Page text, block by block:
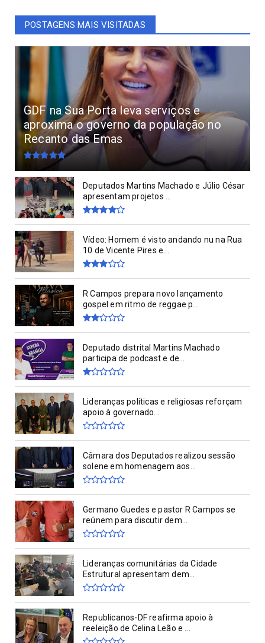
POSTAGENS MAIS VISITADAS
GDF na Sua Porta leva serviços e
aproxima o governo da população no
Recanto das Emas
Deputados Martins Machado e Júlio César
apresentam projetos ...
Vídeo: Homem é visto andando nu na Rua
10 de Vicente Pires e...
R Campos prepara novo lançamento
gospel em ritmo de reggae p...
Deputado distrital Martins Machado
participa de podcast e de...
Lideranças políticas e religiosas reforçam
apoio à governado...
Câmara dos Deputados realizou sessão
solene em homenagem aos...
Germano Guedes e pastor R Campos se
reúnem para discutir dem...
Lideranças comunitárias da Cidade
Estrutural apresentam dem...
Republicanos-DF reafirma apoio à
reeleição de Celina Leão e ...